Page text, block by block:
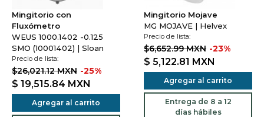
Mingitorio con
Fluxómetro
WEUS 1000.1402 -0.125
SMO (10001402) | Sloan
Precio de lista:
$26,021.12 MXN -25%
$ 19,515.84 MXN
Agregar al carrito
Mingitorio Mojave
MG MOJAVE | Helvex
Precio de lista:
$6,652.99 MXN -23%
$ 5,122.81 MXN
Agregar al carrito
Entrega de 8 a 12
días hábiles